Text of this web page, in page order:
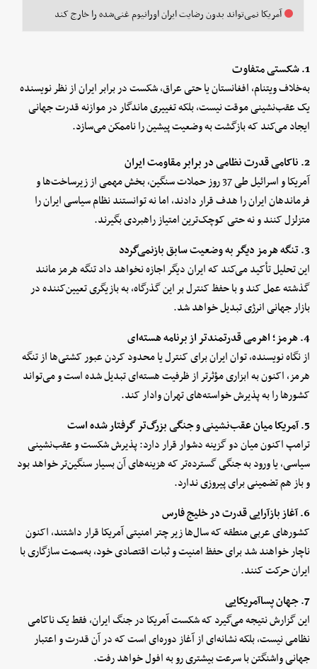
آمریکا نمی‌تواند بدون رضایت ایران اورانیوم غنی‌شده را خارج کند
1. شکستی متفاوت
به‌خلاف ویتنام، افغانستان یا حتی عراق، شکست در برابر ایران از نظر نویسنده
یک عقب‌نشینی موقت نیست، بلکه تغییری ماندگار در موازنه قدرت جهانی
ایجاد می‌کند که بازگشت به وضعیت پیشین را ناممکن می‌سازد.
2. ناکامی قدرت نظامی در برابر مقاومت ایران
آمریکا و اسرائیل طی 37 روز حملات سنگین، بخش مهمی از زیرساخت‌ها و
فرماندهان ایران را هدف قرار دادند، اما نه توانستند نظام سیاسی ایران را
متزلزل کنند و نه حتی کوچک‌ترین امتیاز راهبردی بگیرند.
3. تنگه هرمز دیگر به وضعیت سابق بازنمی‌گردد
این تحلیل تأکید می‌کند که ایران دیگر اجازه نخواهد داد تنگه هرمز مانند
گذشته عمل کند و با حفظ کنترل بر این گذرگاه، به بازیگری تعیین‌کننده در
بازار جهانی انرژی تبدیل خواهد شد.
4. هرمز؛ اهرمی قدرتمندتر از برنامه هسته‌ای
از نگاه نویسنده، توان ایران برای کنترل یا محدود کردن عبور کشتی‌ها از تنگه
هرمز، اکنون به ابزاری مؤثرتر از ظرفیت هسته‌ای تبدیل شده است و می‌تواند
کشورها را به پذیرش خواسته‌های تهران وادار کند.
5. آمریکا میان عقب‌نشینی و جنگی بزرگ‌تر گرفتار شده است
ترامپ اکنون میان دو گزینه دشوار قرار دارد: پذیرش شکست و عقب‌نشینی
سیاسی، یا ورود به جنگی گسترده‌تر که هزینه‌های آن بسیار سنگین‌تر خواهد بود
و باز هم تضمینی برای پیروزی ندارد.
6. آغاز بازآرایی قدرت در خلیج فارس
کشورهای عربی منطقه که سال‌ها زیر چتر امنیتی آمریکا قرار داشتند، اکنون
ناچار خواهند شد برای حفظ امنیت و ثبات اقتصادی خود، به‌سمت سازگاری با
ایران حرکت کنند.
7. جهان پساآمریکایی
این گزارش نتیجه می‌گیرد که شکست آمریکا در جنگ ایران، فقط یک ناکامی
نظامی نیست، بلکه نشانه‌ای از آغاز دوره‌ای است که در آن قدرت و اعتبار
جهانی واشنگتن با سرعت بیشتری رو به افول خواهد رفت.